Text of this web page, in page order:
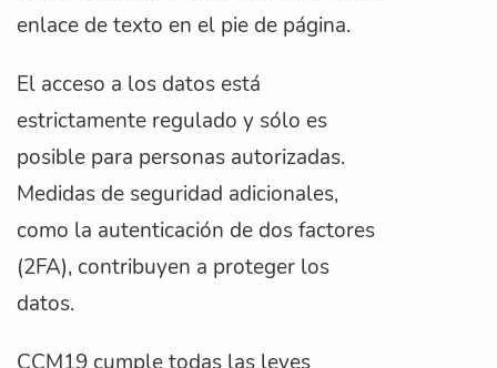
enlace de texto en el pie de página.
El acceso a los datos está
estrictamente regulado y sólo es
posible para personas autorizadas.
Medidas de seguridad adicionales,
como la autenticación de dos factores
(2FA), contribuyen a proteger los
datos.